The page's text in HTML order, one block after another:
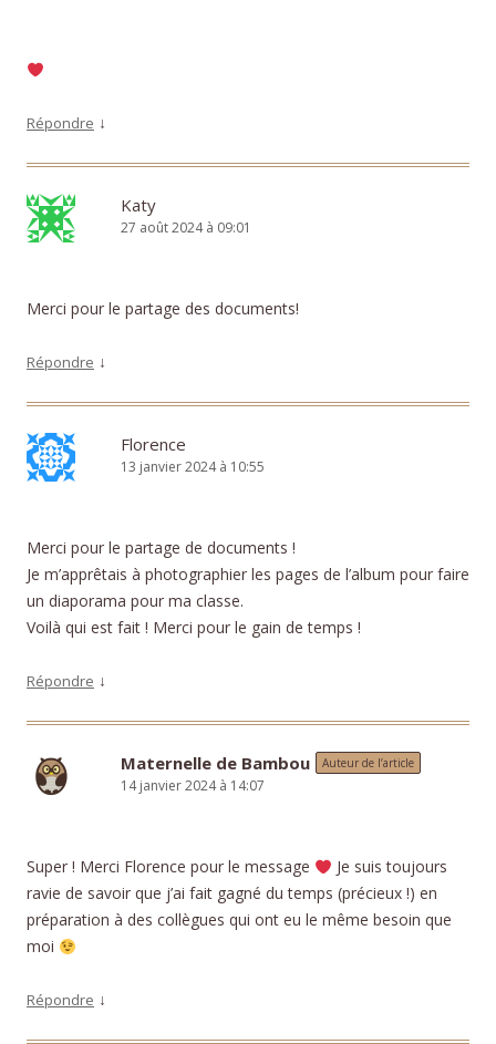
Répondre ↓
Katy
27 août 2024 à 09:01
Merci pour le partage des documents!
Répondre ↓
Florence
13 janvier 2024 à 10:55
Merci pour le partage de documents !
Je m’apprêtais à photographier les pages de l’album pour faire
un diaporama pour ma classe.
Voilà qui est fait ! Merci pour le gain de temps !
Répondre ↓
Maternelle de Bambou Auteur de l’article
14 janvier 2024 à 14:07
Super ! Merci Florence pour le message
Je suis toujours
ravie de savoir que j’ai fait gagné du temps (précieux !) en
préparation à des collègues qui ont eu le même besoin que
moi
Répondre ↓